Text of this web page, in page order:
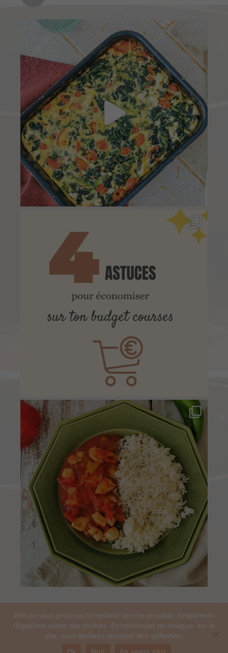
COPYRIGHT © 2026 SIMPLEMENT ORGANISÉE | SITE RÉALISÉ AVEC ♡ PAR
Afin de vous proposer le meilleur service possible, Simplement
Organisée utilise des cookies. En continuant de naviguer sur le
site, vous déclarez accepter leur utilisation.
Ok
Non En savoir plus